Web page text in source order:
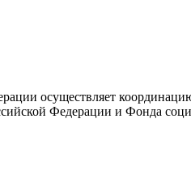
осуществляет
Федерации и Фонда